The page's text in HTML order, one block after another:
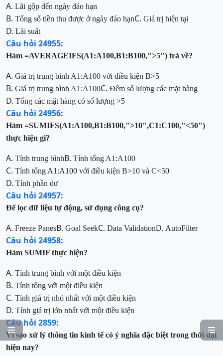


A. Lãi gộp đến ngày đáo hạn
B. Tổng số tiền thu được ở ngày đáo hạnC. Giá trị hiện tại
D. Lãi suất
Câu hỏi 24955:
Hàm =AVERAGEIFS(A1:A100,B1:B100,">5") trả về?
A. Giá trị trung bình A1:A100 với điều kiện B>5
B. Giá trị trung bình A1:A100C. Đếm số lượng các mặt hàng
D. Tổng các mặt hàng có số lượng >5
Câu hỏi 24956:
Hàm =SUMIFS(A1:A100,B1:B100,">10",C1:C100,"<50")
thực hiện gì?
A. Tính trung bìnhB. Tính tổng A1:A100
C. Tính tổng A1:A100 với điều kiện B>10 và C<50
D. Tính phần dư
Câu hỏi 24957:
Để lọc dữ liệu tự động, sử dụng công cụ?
A. Freeze PanesB. Goal SeekC. Data ValidationD. AutoFilter
Câu hỏi 24958:
Hàm SUMIF thực hiện?
A. Tính trung bình với một điều kiện
B. Tính tổng với một điều kiện
C. Tính giá trị nhỏ nhất với một điều kiện
D. Tính giá trị lớn nhất với một điều kiện
Câu hỏi 2859:
Vì sao xử lý thông tin kinh tế có ý nghĩa đặc biệt trong thời đại
hiện nay?